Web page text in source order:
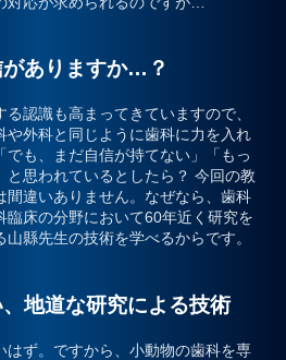
ありますか…？
認識も高まってきていますので、
や外科と同じように歯科に力を入れ
でも、まだ自信が持てない」「もっ
と思われているとしたら？ 今回の教
間違いありません。なぜなら、歯科
臨床の分野において60年近く研究を
縣先生の技術を学べるからです。
地道な研究による技術
はず。ですから、小動物の歯科を専